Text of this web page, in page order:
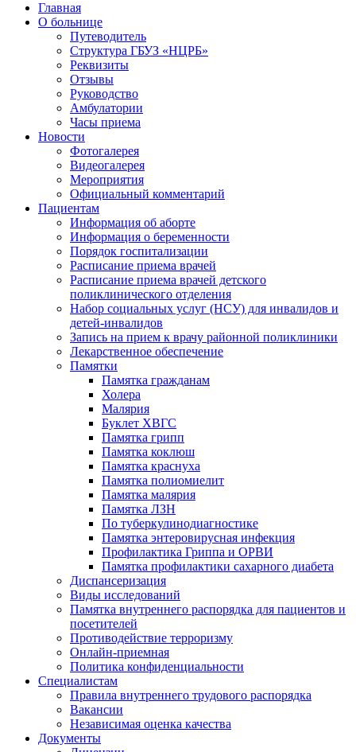
Главная
О больнице
Путеводитель
Структура ГБУЗ «НЦРБ»
Реквизиты
Отзывы
Руководство
Амбулатории
Часы приема
Новости
Фотогалерея
Видеогалерея
Мероприятия
Официальный комментарий
Пациентам
Информация об аборте
Информация о беременности
Порядок госпитализации
Расписание приема врачей
Расписание приема врачей детского
поликлинического отделения
Набор социальных услуг (НСУ) для инвалидов и
детей-инвалидов
Запись на прием к врачу районной поликлиники
Лекарственное обеспечение
Памятки
Памятка гражданам
Холера
Малярия
Буклет ХВГС
Памятка грипп
Памятка коклюш
Памятка краснуха
Памятка полиомиелит
Памятка малярия
Памятка ЛЗН
По туберкулинодиагностике
Памятка энтеровирусная инфекция
Профилактика Гриппа и ОРВИ
Памятка профилактики сахарного диабета
Диспансеризация
Виды исследований
Памятка внутреннего распорядка для пациентов и
посетителей
Противодействие терроризму
Онлайн-приемная
Политика конфиденциальности
Cпециалистам
Правила внутреннего трудового распорядка
Вакансии
Независимая оценка качества
Документы